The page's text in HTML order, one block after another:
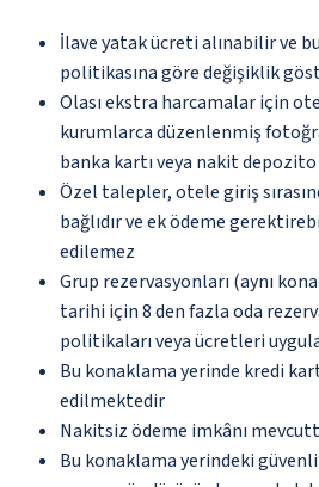
İlave yatak ücreti alınabilir ve
politikasına göre değişiklik
Olası ekstra harcamalar için
kurumlarca düzenlenmiş
banka kartı veya nakit
Özel talepler, otele giriş
bağlıdır ve ek ödeme
edilemez
Grup rezervasyonları (aynı
tarihi için 8 den fazla oda
politikaları veya ücretleri
Bu konaklama yerinde kredi
edilmektedir
Nakitsiz ödeme imkânı
Bu konaklama yerindeki